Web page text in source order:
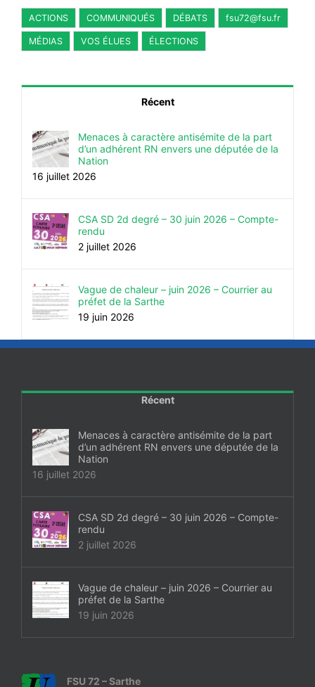
ACTIONS COMMUNIQUÉS DÉBATS fsu72@fsu.fr
MÉDIAS VOS ÉLUES ÉLECTIONS
Récent
Menaces à caractère antisémite de la part
d’un adhérent RN envers une députée de la
Nation
16 juillet 2026
CSA SD 2d degré – 30 juin 2026 – Compte-
rendu
2 juillet 2026
Vague de chaleur – juin 2026 – Courrier au
préfet de la Sarthe
19 juin 2026
Récent
Menaces à caractère antisémite de la part
d’un adhérent RN envers une députée de la
Nation
16 juillet 2026
CSA SD 2d degré – 30 juin 2026 – Compte-
rendu
2 juillet 2026
Vague de chaleur – juin 2026 – Courrier au
préfet de la Sarthe
19 juin 2026
FSU 72 – Sarthe